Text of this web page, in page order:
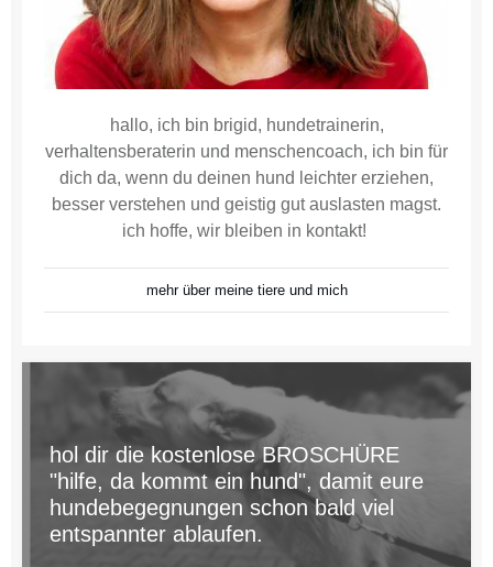
hallo, ich bin brigid, hundetrainerin,
verhaltensberaterin und menschencoach, ich bin für
dich da, wenn du deinen hund leichter erziehen,
besser verstehen und geistig gut auslasten magst.
ich hoffe, wir bleiben in kontakt!
mehr über meine tiere und mich
hol dir die kostenlose BROSCHÜRE
"hilfe, da kommt ein hund", damit eure
hundebegegnungen schon bald viel
entspannter ablaufen.